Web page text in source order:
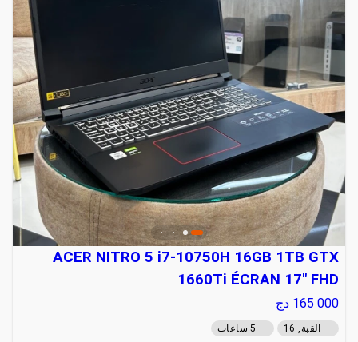
ACER NITRO 5 i7-10750H 16GB 1TB GTX
1660Ti ÉCRAN 17" FHD
165 000 دج
القبة, 16 5 ساعات